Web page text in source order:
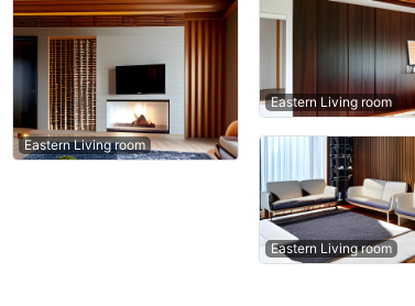
Eastern Living room
Eastern Living room
Eastern Living room